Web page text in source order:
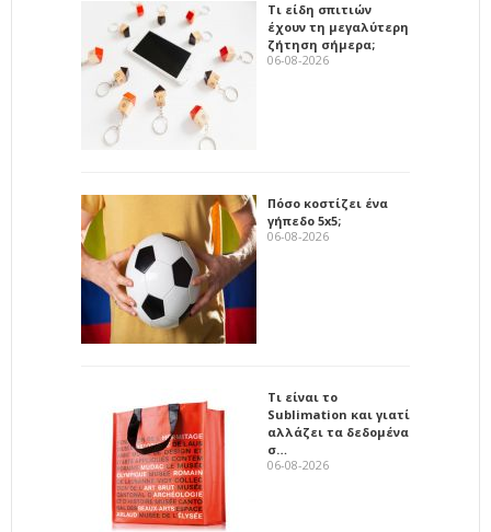
Τι είδη σπιτιών
έχουν τη μεγαλύτερη
ζήτηση σήμερα;
06-08-2026
Πόσο κοστίζει ένα
γήπεδο 5x5;
06-08-2026
Τι είναι το
Sublimation και γιατί
αλλάζει τα δεδομένα
σ…
06-08-2026